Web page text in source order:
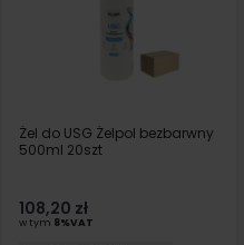
Żel do USG Żelpol bezbarwny
500ml 20szt
108,20 zł
w tym 8%VAT